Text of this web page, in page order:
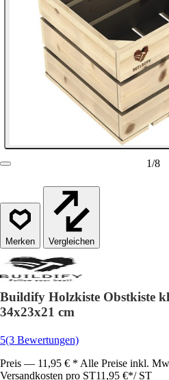
1/8
Vergleichen
Buildify Holzkiste Obstkiste
34x23x21 cm
5(3 Bewertungen)
Preis — 11,95 € * Alle Preise inkl.
Versandkosten pro ST11,95 €*/ ST